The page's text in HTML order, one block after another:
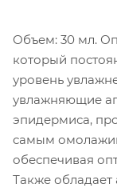
Объем: 30 мл.
который
уровень
увлажняющие
эпидермиса,
самым
обеспечивая
Также обладает